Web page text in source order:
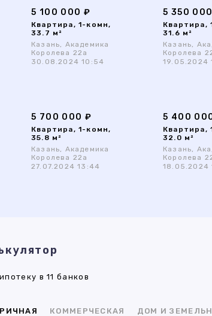
5 100 000 ₽
Квартира, 1-комн,
33.7 м²
Казань, Академика
Королева 22а
30.08.2024 10:54
5 350
Квартира,
31.6 м²
Казань,
Королева
19.05.2024
5 700 000 ₽
Квартира, 1-комн,
35.8 м²
Казань, Академика
Королева 22а
27.07.2024 13:44
5 400
Квартира,
32.0 м²
Казань,
Королева
18.05.2024
в 11 банков
КОММЕРЧЕСКАЯ ДОМ И